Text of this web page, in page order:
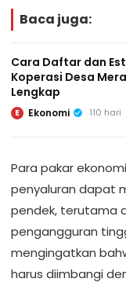
Baca juga:
Cara Daftar dan
Koperasi Desa
Lengkap
E Ekonomi 110 hari
Para pakar
penyaluran dapat
pendek, terutama
pengangguran
mengingatkan
harus diimbangi